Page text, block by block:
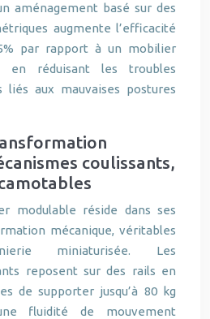
aménagement basé sur des
augmente l’efficacité
par rapport à un mobilier
en réduisant les troubles
liés aux mauvaises postures
coulissants,
modulable réside dans ses
mécanique, véritables
miniaturisée. Les
reposent sur des rails en
de supporter jusqu’à 80 kg
fluidité de mouvement